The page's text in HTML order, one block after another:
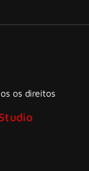
os direitos